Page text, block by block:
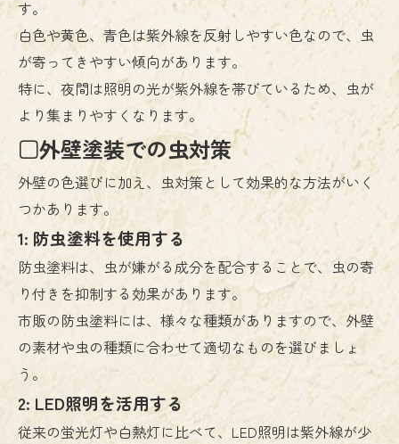
す。
白色や黄色、青色は紫外線を反射しやすい色なので、虫
が寄ってきやすい傾向があります。
特に、夜間は照明の光が紫外線を帯びているため、虫が
より集まりやすくなります。
□外壁塗装での虫対策
外壁の色選びに加え、虫対策として効果的な方法がいく
つかあります。
1: 防虫塗料を使用する
防虫塗料は、虫が嫌がる成分を配合することで、虫の寄
り付きを抑制する効果があります。
市販の防虫塗料には、様々な種類がありますので、外壁
の素材や虫の種類に合わせて適切なものを選びましょ
う。
2: LED照明を活用する
従来の蛍光灯や白熱灯に比べて、LED照明は紫外線が少